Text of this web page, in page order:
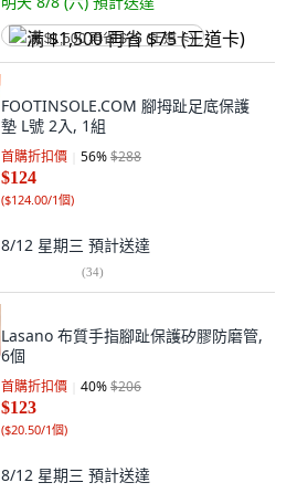
满 $1,500 再省 $75 (王道卡)
FOOTINSOLE.COM 腳拇趾足底保護
墊 L號 2入, 1組
首購折扣價 56%$288
$124
($124.00/1個)
8/12 星期三 預計送達
(34)
Lasano 布質手指腳趾保護矽膠防磨管,
6個
首購折扣價 40%$206
$123
($20.50/1個)
8/12 星期三 預計送達